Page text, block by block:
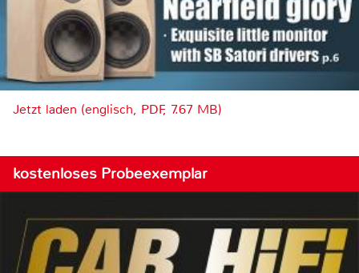
Jetzt laden (englisch, PDF, 7.67 MB)
kostenloses Probeexemplar